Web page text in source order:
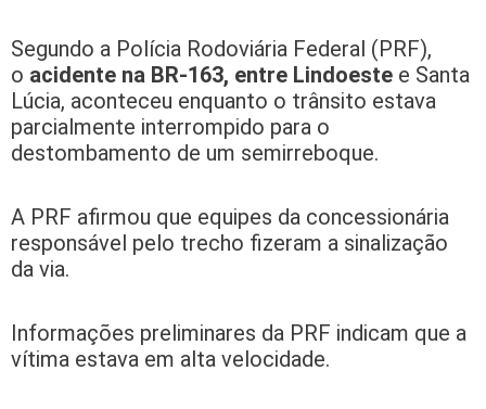
Segundo a Polícia Rodoviária Federal (PRF),
o acidente na BR-163, entre Lindoeste e Santa
Lúcia, aconteceu enquanto o trânsito estava
parcialmente interrompido para o
destombamento de um semirreboque.
A PRF afirmou que equipes da concessionária
responsável pelo trecho fizeram a sinalização
da via.
Informações preliminares da PRF indicam que a
vítima estava em alta velocidade.